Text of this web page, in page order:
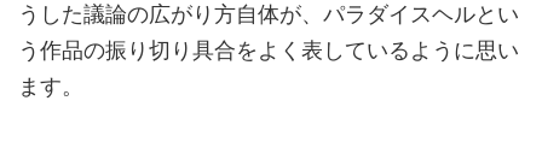
うした議論の広がり方自体が、パラダイスヘルとい
う作品の振り切り具合をよく表しているように思い
ます。